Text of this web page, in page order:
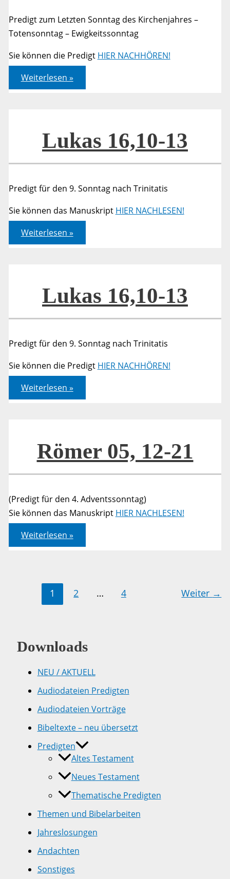
Predigt zum Letzten Sonntag des Kirchenjahres –
Totensonntag – Ewigkeitssonntag
Sie können die Predigt HIER NACHHÖREN!
Johannes
06,
37-
Weiterlesen »
Lukas 16,10-13
Predigt für den 9. Sonntag nach Trinitatis
Sie können das Manuskript HIER NACHLESEN!
Lukas
16,10-
13
Weiterlesen »
Lukas 16,10-13
Predigt für den 9. Sonntag nach Trinitatis
Sie können die Predigt HIER NACHHÖREN!
Lukas
16,10-
13
Weiterlesen »
Römer 05, 12-21
(Predigt für den 4. Adventssonntag)
Sie können das Manuskript HIER NACHLESEN!
Römer
05,
12-
Weiterlesen »
1 2 … 4 Weiter →
Downloads
NEU / AKTUELL
Audiodateien Predigten
Audiodateien Vorträge
Bibeltexte – neu übersetzt
Predigten
Altes Testament
Neues Testament
Thematische Predigten
Themen und Bibelarbeiten
Jahreslosungen
Andachten
Sonstiges